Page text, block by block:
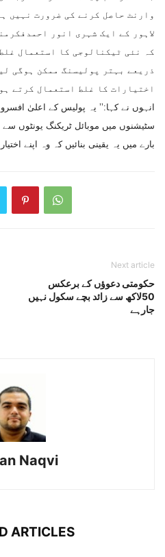
وارنٹ حاصل کرنے کی ضرورت نہیں
لاہور کے ایک شہری انور
کہ نئی ٹیکنالوجی کا استعمال
ذریعے بہتر پولیسنگ ممکن ہوگی
اختیارات کا غلط استعمال کرتے
انہوں نے کہا:’’ یہ پولیس کے اعلیٰ
سٹیشنوں میں موبائل ٹریکنگ یونٹوں
بارے میں یہ یقینی بنائیں کہ وہ اپنے
Next article
حکومتی دعوﺅں کے برعکس
50لاکھ سے زائد بچے سکول نہیں
جارہے
Naqvi
ARTICLES